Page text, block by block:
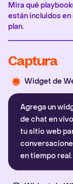
Mira qué
están incluidos en
plan.
Captura
Widget de
Agrega un
de chat en
tu sitio web
en tiempo real.